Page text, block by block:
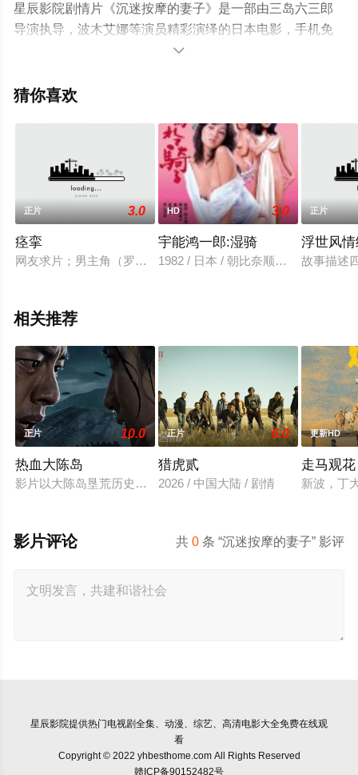
星辰影院剧情片《沉迷按摩的妻子》是一部由三岛六三郎
导演执导，波木艾娜等演员精彩演绎的日本电影，手机免
费观看高清未删减完整版电影大全就上星辰电影网，更多
解。

猜你喜欢
正片 3.0
痉挛
网友求片；男主角（罗伯特;霍夫曼）和他的女友正在散步的一
HD 3.0
宇能鸿一郎:湿骑
1982 / 日本 / 朝比奈顺子,夏麗子
正片
浮世风
故事描述
相关推荐
正片 10.0
热血大陈岛
影片以大陈岛垦荒历史为创作底色，在尊重历史真实性的前提
正片 6.0
猎虎贰
2026 / 中国大陆 / 剧情
更新HD
走马观花
新波，丁
共0 条 “沉迷按摩的妻子” 影评
影片评论
星辰影院提供热门电视剧全集、动漫、综艺、高清电影大全免费在线观
看
Copyright © 2022 yhbesthome.com All Rights Reserved
赣ICP备90152482号